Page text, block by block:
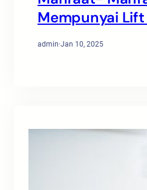
Mempunyai
admin·Jan 10, 2025